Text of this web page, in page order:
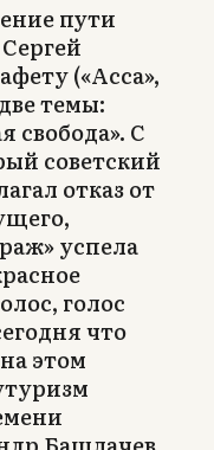
пути
(«Асса»,
темы:
свобода». С
советский
отказ от
успела
голос
что
этом